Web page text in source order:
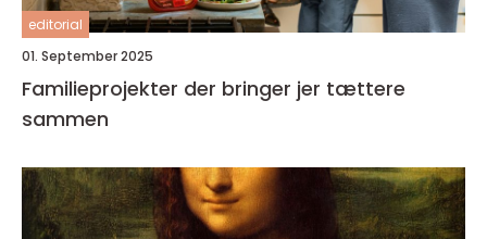
editorial
01. September 2025
Familieprojekter der bringer jer tættere
sammen